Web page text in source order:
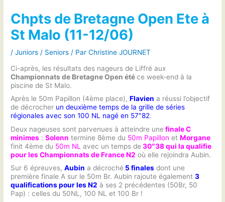
Chpts de Bretagne Open Ete à
St Malo (11-12/06)
/Juniors / Seniors / ParChristine JOURNET
Ci-après, les résultats des nageurs de Liffré aux
Championnats de Bretagne Open étéce week-end à la
piscine de St Malo.
Après le 50m Papillon (4ème place),Flavien a réussi l’objectif
de décrocher un deuxième temps de la grille de séries
régionales avec son 100 NL nagé en 57″82.
Deux nageuses sont parvenues à atteindre une finale C
minimes :Solenn termine 8ème du 50m Papillon etMorgane
finit 4ème du 50m NL avec un temps de 30″38 qui la qualifie
pour les Championnats de France N2 où elle rejoindra Aubin.
Sur 6 épreuves,Aubin a décroché 5 finales dont une
première finale A sur le 50m Br. Aubin rajoute également3
qualifications pour les N2 à ses 2 précédentes (50Br, 50
Pap) : celles du 50NL, 100 NL et 100 Br !